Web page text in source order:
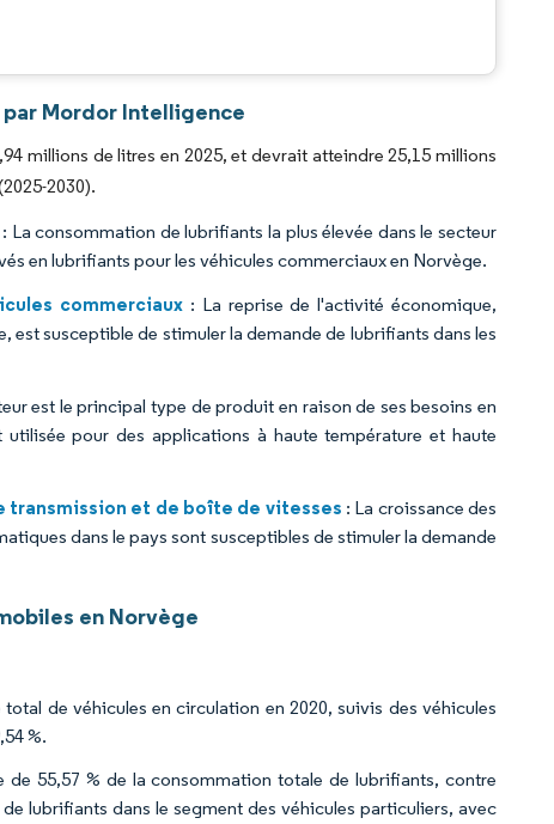
Mordor Intelligence
millions de litres en 2025, et devrait atteindre 25,15 millions
2030).
: La consommation de lubrifiants la plus élevée dans le secteur
en lubrifiants pour les véhicules commerciaux en Norvège.
commerciaux : La reprise de l'activité économique,
est susceptible de stimuler la demande de lubrifiants dans les
est le principal type de produit en raison de ses besoins en
pour des applications à haute température et haute
transmission et de boîte de vitesses : La croissance des
dans le pays sont susceptibles de stimuler la demande
en Norvège
de véhicules en circulation en 2020, suivis des véhicules
%.
de 55,57 % de la consommation totale de lubrifiants, contre
lubrifiants dans le segment des véhicules particuliers, avec